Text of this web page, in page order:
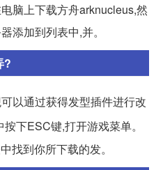
脑上下载方舟arknucleus,然
添加到列表中,并。
?
以通过获得发型插件进行改
按下ESC键,打开游戏菜单。
找到你所下载的发。